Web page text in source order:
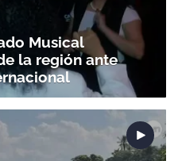
Musical
la región ante